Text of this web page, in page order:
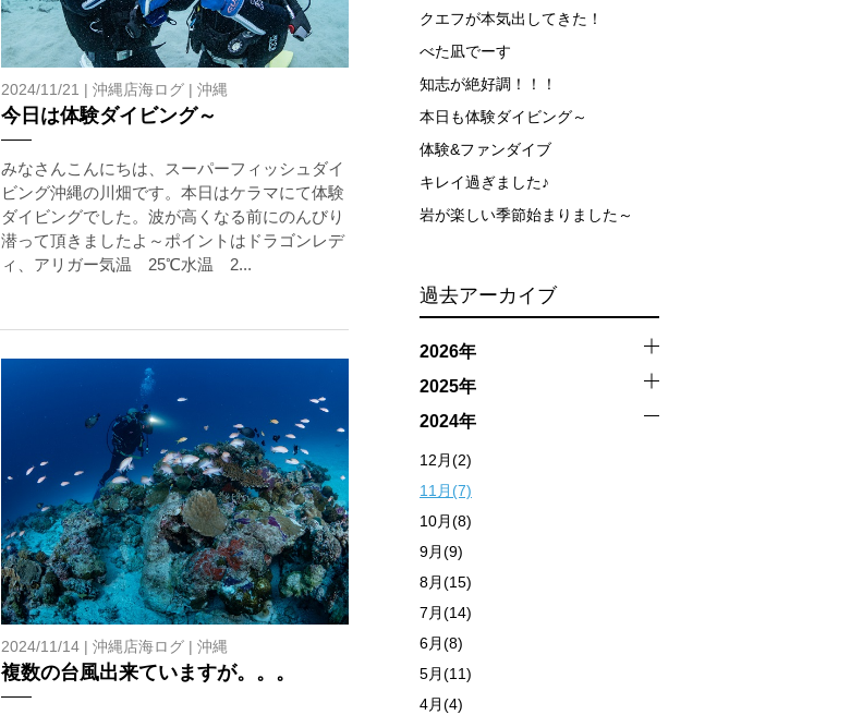
2024/11/21 | 沖縄店海ログ | 沖縄
今日は体験ダイビング～
みなさんこんにちは、スーパーフィッシュダイ
ビング沖縄の川畑です。本日はケラマにて体験
ダイビングでした。波が高くなる前にのんびり
潜って頂きましたよ～ポイントはドラゴンレデ
ィ、アリガー気温 25℃水温 2...
2024/11/14 | 沖縄店海ログ | 沖縄
複数の台風出来ていますが。。。
クエフが本気出してきた！
べた凪でーす
知志が絶好調！！！
本日も体験ダイビング～
体験&ファンダイブ
キレイ過ぎました♪
岩が楽しい季節始まりました～
過去アーカイブ
2026年
2025年
2024年
12月(2)
11月(7)
10月(8)
9月(9)
8月(15)
7月(14)
6月(8)
5月(11)
4月(4)
閉じる